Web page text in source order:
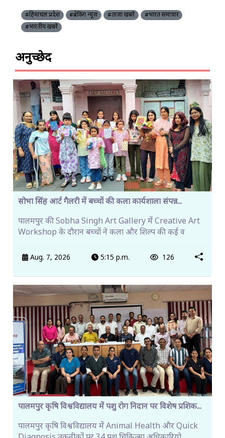
#हिमाचल प्रदेश #ब्रेकिंग न्यूज़ #ताज़ा खबरें
#भारत समाचार
#भारतीय खबरें
अनुच्छेद
सोभा सिंह आर्ट गैलरी में बच्चों की कला कार्यशाला संपन्न...
पालमपुर की Sobha Singh Art Gallery में Creative Art
Workshop के दौरान बच्चों ने कला और शिल्प की कई व
Aug. 7, 2026 5:15 p.m. 126
पालमपुर कृषि विश्वविद्यालय में पशु रोग निदान पर विशेष प्रशिक...
पालमपुर कृषि विश्वविद्यालय में Animal Health और Quick